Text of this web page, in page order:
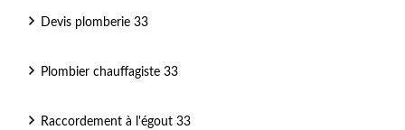
Devis plomberie 33
Plombier chauffagiste 33
Raccordement à l'égout 33